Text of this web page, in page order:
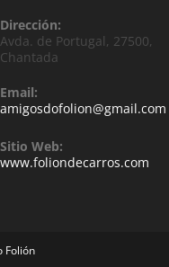
Dirección:
Avda. de Portugal, 27500,
Chantada
Email:
amigosdofolion@gmail.com
Sitio Web:
www.foliondecarros.com
Folión